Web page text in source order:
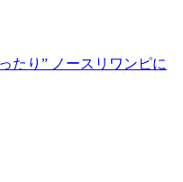
たり” ノースリワンピに